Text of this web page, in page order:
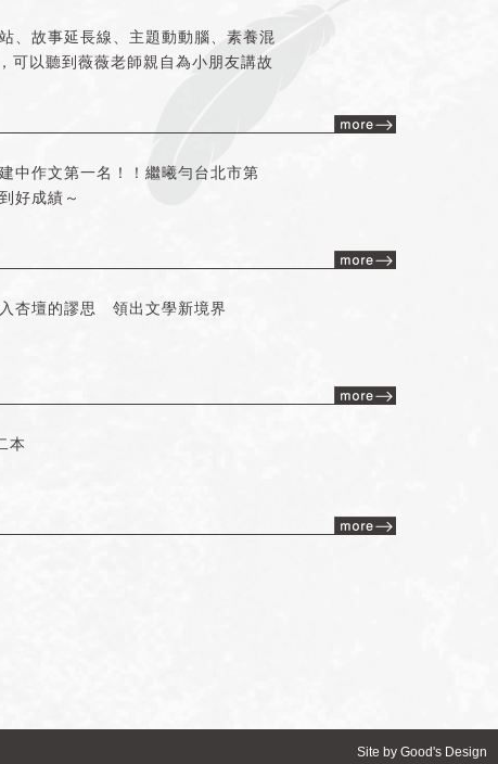
、故事延長線、主題動動腦、素養混
可以聽到薇薇老師親自為小朋友講故
中作文第一名！！繼曦勻台北市第
好成績～
入杏壇的謬思 領出文學新境界
本
Site by Good's Design